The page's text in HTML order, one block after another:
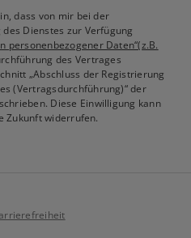
dass von mir bei der
Dienstes zur Verfügung
personenbezogener Daten“(z.B.
des Vertrages
„Abschluss der Registrierung
(Vertragsdurchführung)“ der
Diese Einwilligung kann
Zukunft widerrufen.